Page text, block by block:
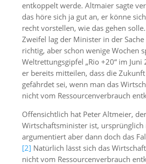
entkoppelt werde. Altmaier sagte
das höre sich ja gut an, er könne
recht vorstellen, wie das gehen
Zweifel lag der Minister in der
richtig, aber schon wenige Wochen
Weltrettungsgipfel „Rio +20“ im
er bereits mitteilen, dass die
gefährdet sei, wenn man das
nicht vom Ressourcenverbrauch
Offensichtlich hat Peter Altmeier,
Wirtschaftsminister ist, ursprünglich
argumentiert aber dann doch das
[2] Natürlich lässt sich das
nicht vom Ressourcenverbrauch